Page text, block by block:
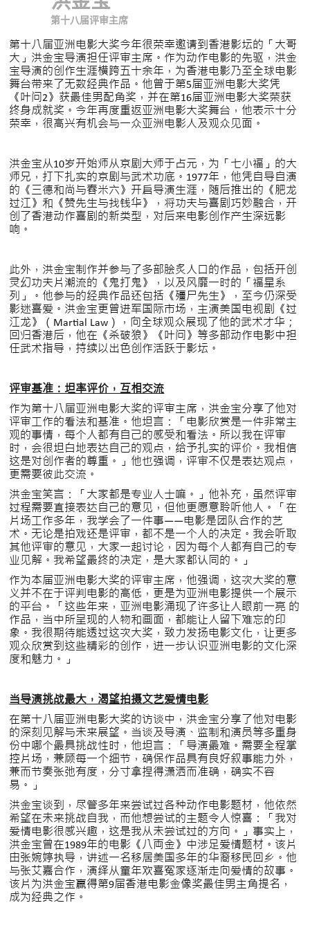
第十八届评审主席
第十八届亚洲电影大奖今年很荣幸邀请到香港影坛的「大哥
大」 洪金宝导演担任评审主席。作为动作电影的先驱，洪金
宝导演的创作生涯横跨五十余年，为香港电影乃至全球电影
舞台带来了无数经典作品。他曾于第5届亚洲电影大奖凭
《叶问2》获最佳男配角奖，并在第16届亚洲电影大奖荣获
终身成就奖。今年再度重返亚洲电影大奖舞台，他表示十分
荣幸，很高兴有机会与一众亚洲电影人及观众见面。
洪金宝从10岁开始师从京剧大师于占元，为「七小福」的大
师兄，打下扎实的京剧与武术功底。1977年，他凭自导自演
的《三德和尚与舂米六》开启导演生涯，随后推出的《肥龙
过江》和《赞先生与找钱华》，将功夫与喜剧巧妙融合，开
创了香港动作喜剧的新类型，对后来电影创作产生深远影
响。
此外，洪金宝制作并参与了多部脍炙人口的作品，包括开创
灵幻功夫片潮流的《鬼打鬼》，以及风靡一时的「福星系
列」。他参与的经典作品还包括《殭尸先生》，至今仍深受
影迷喜爱。洪金宝更曾进军国际市场，主演美国电视剧《过
江龙》（Martial Law），向全球观众展现了他的武术才华；
回归香港后，他在《杀破狼》《叶问》等多部动作电影中担
任武术指导，持续以出色创作活跃于影坛。
评审基准：坦率评价，互相交流
作为第十八届亚洲电影大奖的评审主席，洪金宝分享了他对
评审工作的看法和基准。他坦言：「电影欣赏是一件非常主
观的事情，每个人都有自己的感受和看法。所以我在评审
时，会很坦白地表达自己的观点，给予扎实的评价。我相信
这是对创作者的尊重。」他也强调，评审不仅是表达观点，
更需要彼此交流。
洪金宝笑言：「大家都是专业人士嘛。」他补充，虽然评审
过程需要直接表达自己的意见，但他更愿意聆听他人。「在
片场工作多年，我学会了一件事——电影是团队合作的艺
术。无论是拍戏还是评审，都不是一个人的决定。我会听取
其他评审的意见，大家一起讨论，因为每个人都有自己的专
业见解。我希望最终的决定，是大家都认同的。」
作为本届亚洲电影大奖的评审主席，他强调，这次大奖的意
义并不在于评判电影的高低，更是为亚洲电影提供一个展示
的平台。「这些年来，亚洲电影涌现了许多让人眼前一亮 的
作品，当中所呈现的人物和画面，都能让人留下难忘的印
象。我很期待能透过这次大奖，致力发扬电影文化，让更多
观众欣赏到这些精彩的创作，进一步认识亚洲电影的文化深
度和魅力。」
当导演挑战最大，渴望拍摄文艺爱情电影
在第十八届亚洲电影大奖的访谈中，洪金宝分享了他对电影
的深刻见解与未来展望。当谈及导演、监制和演员等多重身
份中哪个最具挑战性时，他坦言：「导演最难。需要全程掌
控片场，兼顾每一个细节，确保作品具有良好叙事能力外，
兼而节奏张弛有度，分寸拿捏得潇洒而准确，确实不容
易。」
洪金宝谈到，尽管多年来尝试过各种动作电影题材，他依然
希望在未来挑战自我，而他想尝试的主题令人惊喜：「我对
爱情电影很感兴趣，这是我从未尝试过的方向。」事实上，
洪金宝曾在1989年的电影《八両金》中涉足爱情题材。该片
由张婉婷执导，讲述一名移居美国多年的华裔移民回乡。他
与张艾嘉合作，演绎从童年欢喜冤家逐渐走向爱情的故事。
该片为洪金宝赢得第9届香港电影金像奖最佳男主角提名，
成为经典之作。